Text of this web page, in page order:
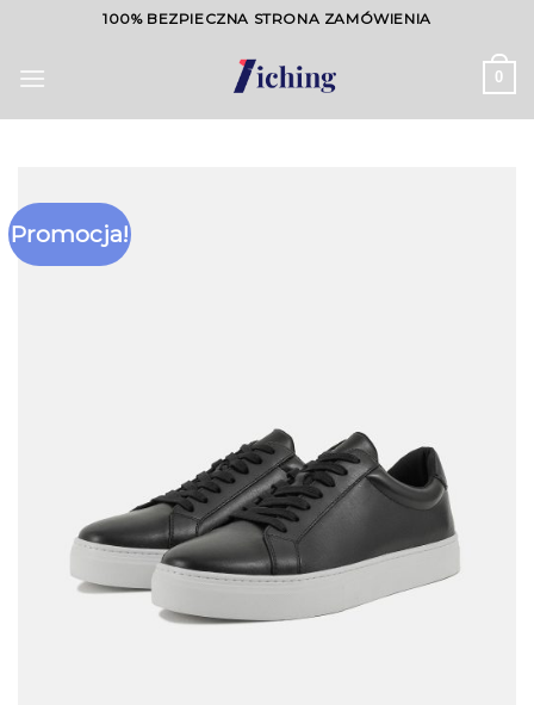
content
100% BEZPIECZNA STRONA ZAMÓWIENIA
0
Promocja!